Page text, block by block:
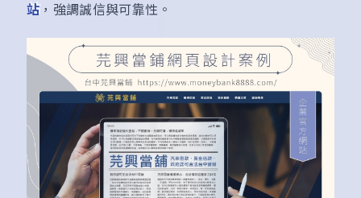
站，強調誠信與可靠性。